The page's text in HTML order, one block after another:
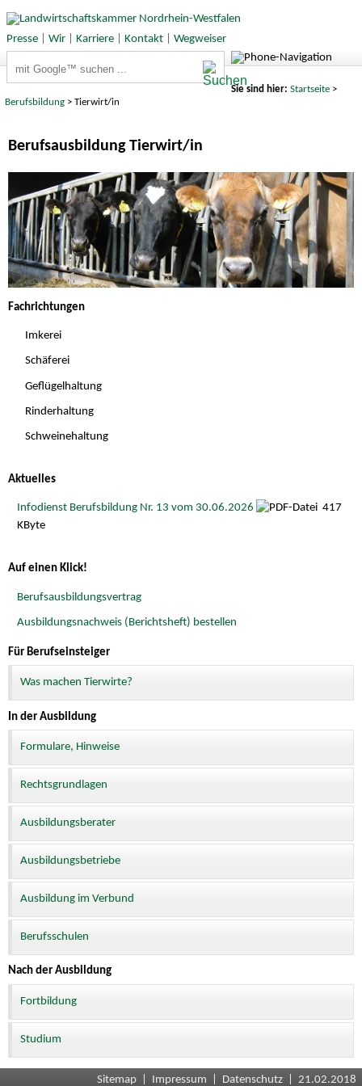
Presse| Wir| Karriere| Kontakt| Wegweiser
Sie sind hier: Startseite>
Berufsbildung > Tierwirt/in
Berufsausbildung Tierwirt/in
Fachrichtungen
Imkerei
Schäferei
Geflügelhaltung
Rinderhaltung
Schweinehaltung
Aktuelles
Infodienst Berufsbildung Nr. 13 vom 30.06.2026
417
KByte
Auf einen Klick!
Berufsausbildungsvertrag
Ausbildungsnachweis (Berichtsheft) bestellen
Für Berufseinsteiger
Was machen Tierwirte?
In der Ausbildung
Formulare, Hinweise
Rechtsgrundlagen
Ausbildungsberater
Ausbildungsbetriebe
Ausbildung im Verbund
Berufsschulen
Nach der Ausbildung
Fortbildung
Studium
Sitemap Impressum Datenschutz | 21.02.2018